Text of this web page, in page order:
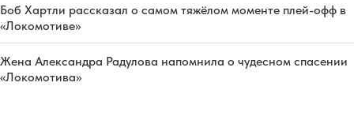
Боб Хартли рассказал о самом тяжёлом моменте плей-офф в
«Локомотиве»
Жена Александра Радулова напомнила о чудесном спасении
«Локомотива»